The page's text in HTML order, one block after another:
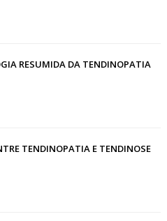
RESUMIDA DA TENDINOPATIA
TENDINOPATIA E TENDINOSE